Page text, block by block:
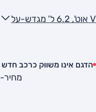
V אוט', 6.2 ל' מגדש-על
הדגם אינו משווק כרכב חדש
מחיר-₪